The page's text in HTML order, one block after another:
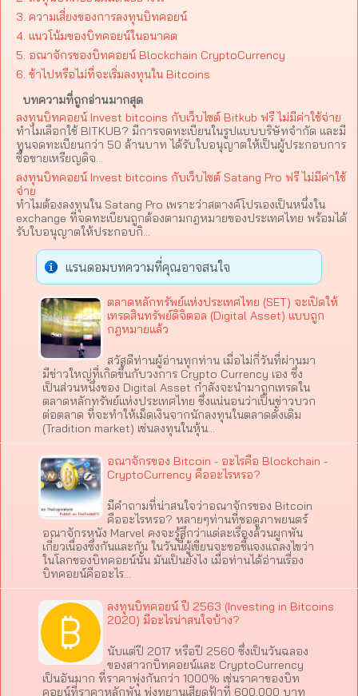
3. ความเสี่ยงของการลงทุนบิทคอยน์
4. แนวโน้มของบิทคอยน์ในอนาคต
5. อณาจักรของบิทคอยน์ Blockchain CryptoCurrency
6. ช้าไปหรือไม่ที่จะเริ่มลงทุนใน Bitcoins
บทความที่ถูกอ่านมากสุด
ลงทุนบิทคอยน์ Invest bitcoins กับเว็บไซต์ Bitkub ฟรี ไม่มีค่าใช้จ่าย
ทำไมเลือกใช้ BITKUB? มีการจดทะเบียนในรูปแบบบริษัทจำกัด และมี
ทุนจดทะเบียนกว่า 50 ล้านบาท ได้รับใบอนุญาตให้เป็นผู้ประกอบการ
ซื้อขายเหรียญดิจ...
ลงทุนบิทคอยน์ Invest bitcoins กับเว็บไซต์ Satang Pro ฟรี ไม่มีค่าใช้
จ่าย
ทำไมต้องลงทุนใน Satang Pro เพราะว่าสตางค์โปรเองเป็นหนึ่งใน
exchange ที่จดทะเบียนถูกต้องตามกฎหมายของประเทศไทย พร้อมได้
รับใบอนุญาตให้ประกอบกิ...
แรนดอมบทความที่คุณอาจสนใจ
ตลาดหลักทรัพย์แห่งประเทศไทย (SET) จะเปิดให้
เทรดสินทรัพย์ดิจิตอล (Digital Asset) แบบถูก
กฎหมายแล้ว
สวัสดีท่านผู้อ่านทุกท่าน เมื่อไม่กี่วันที่ผ่านมา
มีข่าวใหญ่ที่เกิดขึ้นกับวงการ Crypto Currency เอง ซึ่ง
เป็นส่วนหนึ่งของ Digital Asset กำลังจะนำมาถูกเทรดใน
ตลาดหลักทรัพย์แห่งประเทศไทย ซึ่งแน่นอนว่าเป็นข่าวบวก
ต่อตลาด ที่จะทำให้เม็ดเงินจากนักลงทุนในตลาดดั้งเดิม
(Tradition market) เช่นลงทุนในหุ้น…
อณาจักรของ Bitcoin - อะไรคือ Blockchain -
CryptoCurrency คืออะไรหรอ?
มีคำถามที่น่าสนใจว่าอณาจักรของ Bitcoin
คืออะไรหรอ? หลายๆท่านที่ชอดูภาพยนตร์
อณาจักรหนัง Marvel คงจะรู้สึกว่าแต่ละเรื่องล้วนผูกพัน
เกี่ยวเนื่องซึ่งกันและกัน ในวันนี้ผู้เขียนจะขอชี้แจงแถลงไขว่า
ในโลกของบิทคอยน์นั้น มันเป็นยังไง เมื่อท่านได้อ่านเรื่อง
บิทคอยน์คืออะไร…
ลงทุนบิทคอยน์ ปี 2563 (Investing in Bitcoins
2020) มีอะไรน่าสนใจบ้าง?
นับแต่ปี 2017 หรือปี 2560 ซึ่งเป็นวันฉลอง
ของสาวกบิทคอยน์และ CryptoCurrency
เป็นอันมาก ที่ราคาพุ่งกันกว่า 1000% เช่นราคาของบิท
คอยน์ที่ราคาหลักพัน พุ่งทยานเสียดฟ้าที่ 600,000 บาท